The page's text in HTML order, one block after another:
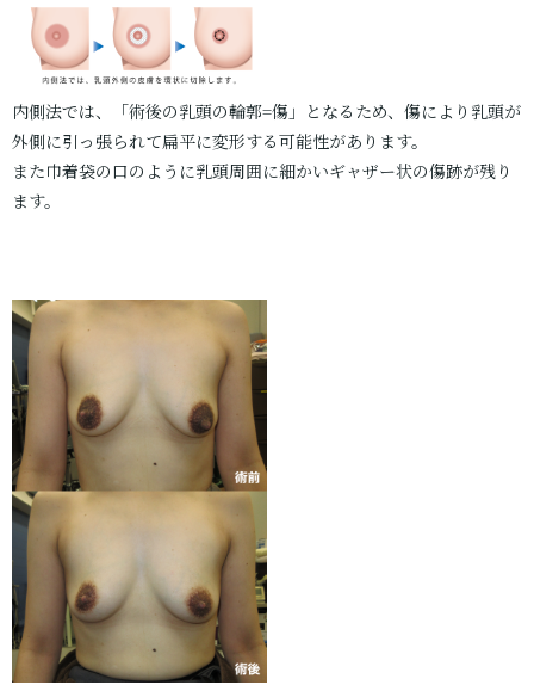
内側法では、「術後の乳頭の輪郭=傷」となるため、傷により乳頭が
外側に引っ張られて扁平に変形する可能性があります。
また巾着袋の口のように乳頭周囲に細かいギャザー状の傷跡が残り
ます。